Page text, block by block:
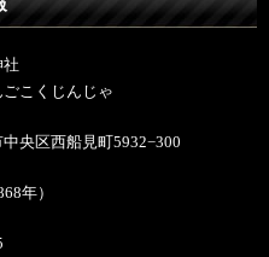
こくじんじゃ
央区西船見町5932−300
年）